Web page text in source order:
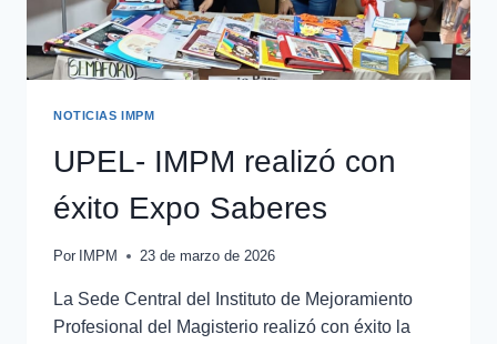
NOTICIAS IMPM
UPEL- IMPM realizó con
éxito Expo Saberes
Por IMPM 23 de marzo de 2026
La Sede Central del Instituto de Mejoramiento
Profesional del Magisterio realizó con éxito la